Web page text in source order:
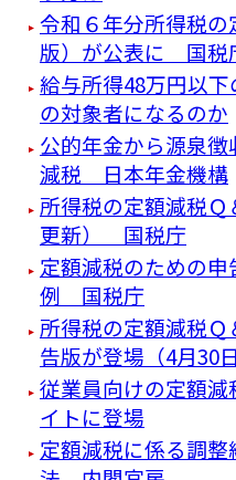
令和６年分所得税
版）が公表に 国税
給与所得48万円以
の対象者になるのか
公的年金から源泉
減税 日本年金機構
所得税の定額減税
更新） 国税庁
定額減税のための
例 国税庁
所得税の定額減税
告版が登場（4月
従業員向けの定額
イトに登場
定額減税に係る調